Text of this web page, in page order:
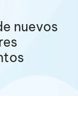
nuevos